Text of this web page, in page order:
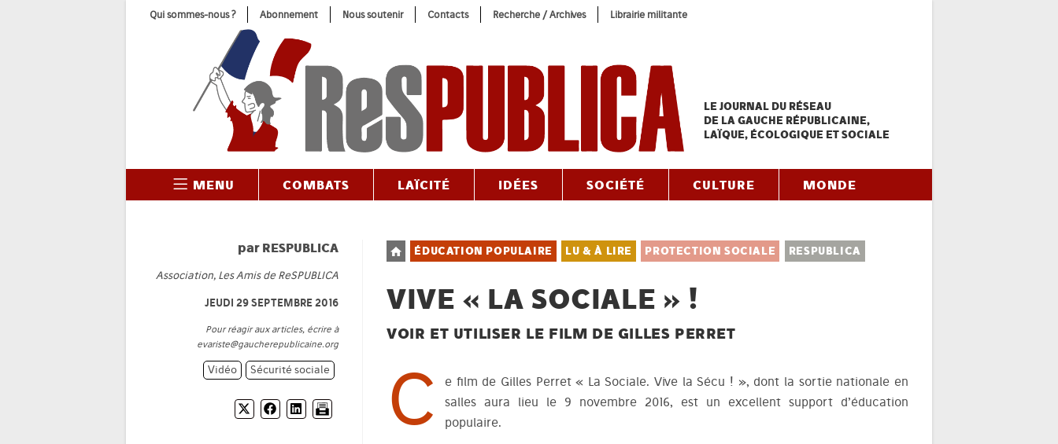
Qui sommes-nous ? Abonnement Nous soutenir Contacts Recherche / Archives Librairie militante
LE JOURNAL DU RÉSEAU
DE LA GAUCHE RÉPUBLICAINE,
LAÏQUE, ÉCOLOGIQUE ET SOCIALE
MENU COMBATS LAÏCITÉ IDÉES SOCIÉTÉ CULTURE MONDE
Post
category:
ÉDUCATION POPULAIRE LU & À LIRE PROTECTION SOCIALE RESPUBLICA
VIVE « LA SOCIALE » !
VOIR ET UTILISER LE FILM DE GILLES PERRET
C
e film de Gilles Perret « La Sociale. Vive la Sécu ! », dont la sortie nationale en
salles aura lieu le 9 novembre 2016, est un excellent support d’éducation
populaire.
par RESPUBLICA
Association, Les Amis de ReSPUBLICA
JEUDI 29 SEPTEMBRE 2016
Pour réagir aux articles, écrire à
evariste@gaucherepublicaine.org
Sécurité sociale
Vidéo